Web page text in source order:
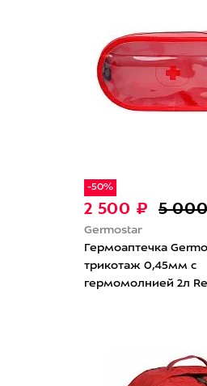
-50%
2 500 ₽ 5
Germostar
Гермоаптечка
трикотаж 0,45мм с
гермомолнией 2л